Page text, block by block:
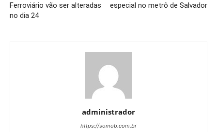
Ferroviário vão ser alteradas
no dia 24
especial no metrô de Salvador
administrador
https://somob.com.br